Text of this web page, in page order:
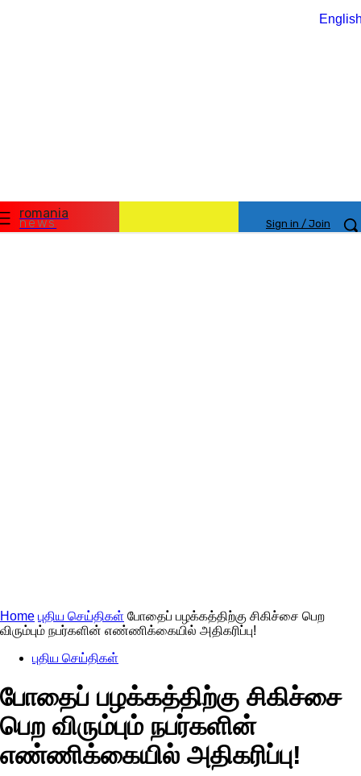
romania
news Sign in / Join
Home புதிய செய்திகள் போதைப் பழக்கத்திற்கு சிகிச்சை பெற
விரும்பும் நபர்களின் எண்ணிக்கையில் அதிகரிப்பு!
புதிய செய்திகள்
போதைப் பழக்கத்திற்கு சிகிச்சை
பெற விரும்பும் நபர்களின்
எண்ணிக்கையில் அதிகரிப்பு!